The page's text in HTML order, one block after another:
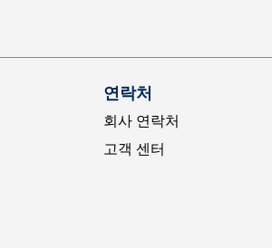
연락처
회사 연락처
고객 센터